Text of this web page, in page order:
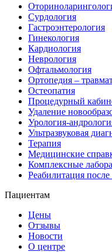
Сурдология
Гастроэнтерология
Гинекология
Кардиология
Неврология
Офтальмология
Ортопедия –
Остеопатия
Процедурный
Удаление
Урология-
Ультразвуковая
Терапия
Медицинские
Комплексные
Реабилитация
Пациентам
Цены
Отзывы
Новости
О центре